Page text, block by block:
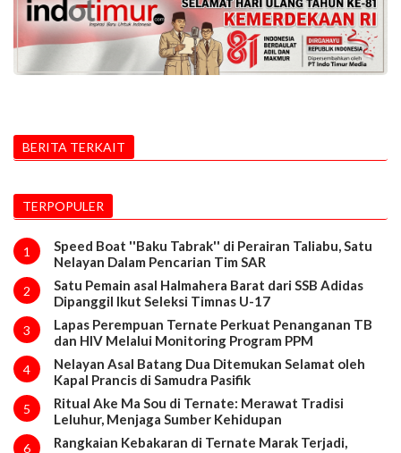
BERITA TERKAIT
TERPOPULER
1
Speed Boat ''Baku Tabrak'' di Perairan Taliabu, Satu
Nelayan Dalam Pencarian Tim SAR
2
Satu Pemain asal Halmahera Barat dari SSB Adidas
Dipanggil Ikut Seleksi Timnas U-17
3
Lapas Perempuan Ternate Perkuat Penanganan TB
dan HIV Melalui Monitoring Program PPM
4
Nelayan Asal Batang Dua Ditemukan Selamat oleh
Kapal Prancis di Samudra Pasifik
5
Ritual Ake Ma Sou di Ternate: Merawat Tradisi
Leluhur, Menjaga Sumber Kehidupan
6
Rangkaian Kebakaran di Ternate Marak Terjadi,